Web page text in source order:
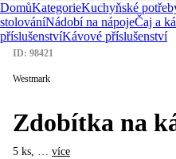
DomůKategorieKuchyňské
stolováníNádobí na nápojeČaj a
příslušenstvíKávové příslušenství
ID: 98421
Westmark
Zdobítka na
5 ks, … více